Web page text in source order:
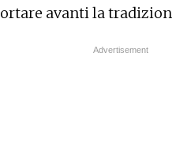
avanti la